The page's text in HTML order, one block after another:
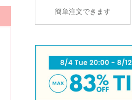
簡単注文できます